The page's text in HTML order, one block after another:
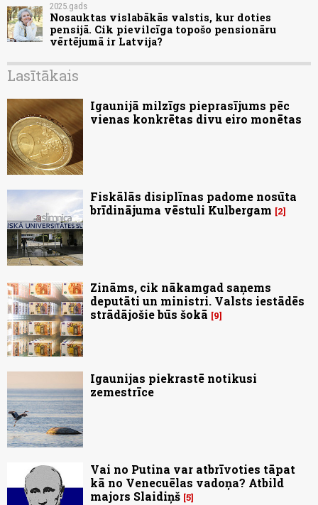
2025.gads
Nosauktas vislabākās valstis, kur doties
pensijā. Cik pievilcīga topošo pensionāru
vērtējumā ir Latvija?
Lasītākais
Igaunijā milzīgs pieprasījums pēc
vienas konkrētas divu eiro monētas
Fiskālās disiplīnas padome nosūta
brīdinājuma vēstuli Kulbergam
2
Zināms, cik nākamgad saņems
deputāti un ministri. Valsts iestādēs
strādājošie būs šokā
9
Igaunijas piekrastē notikusi
zemestrīce
Vai no Putina var atbrīvoties tāpat
kā no Venecuēlas vadoņa? Atbild
majors Slaidiņš 5